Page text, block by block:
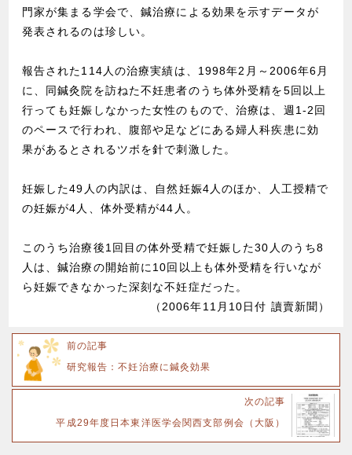
門家が集まる学会で、鍼治療による効果を示すデータが
発表されるのは珍しい。
報告された114人の治療実績は、1998年2月～2006年6月
に、同鍼灸院を訪ねた不妊患者のうち体外受精を5回以上
行っても妊娠しなかった女性のもので、治療は、週1-2回
のペースで行われ、腹部や足などにある婦人科疾患に効
果があるとされるツボを針で刺激した。
妊娠した49人の内訳は、自然妊娠4人のほか、人工授精で
の妊娠が4人、体外受精が44人。
このうち治療後1回目の体外受精で妊娠した30人のうち8
人は、鍼治療の開始前に10回以上も体外受精を行いなが
ら妊娠できなかった深刻な不妊症だった。
（2006年11月10日付 讀賣新聞）
前の記事
研究報告：不妊治療に鍼灸効果
次の記事
平成29年度日本東洋医学会関西支部例会（大阪）